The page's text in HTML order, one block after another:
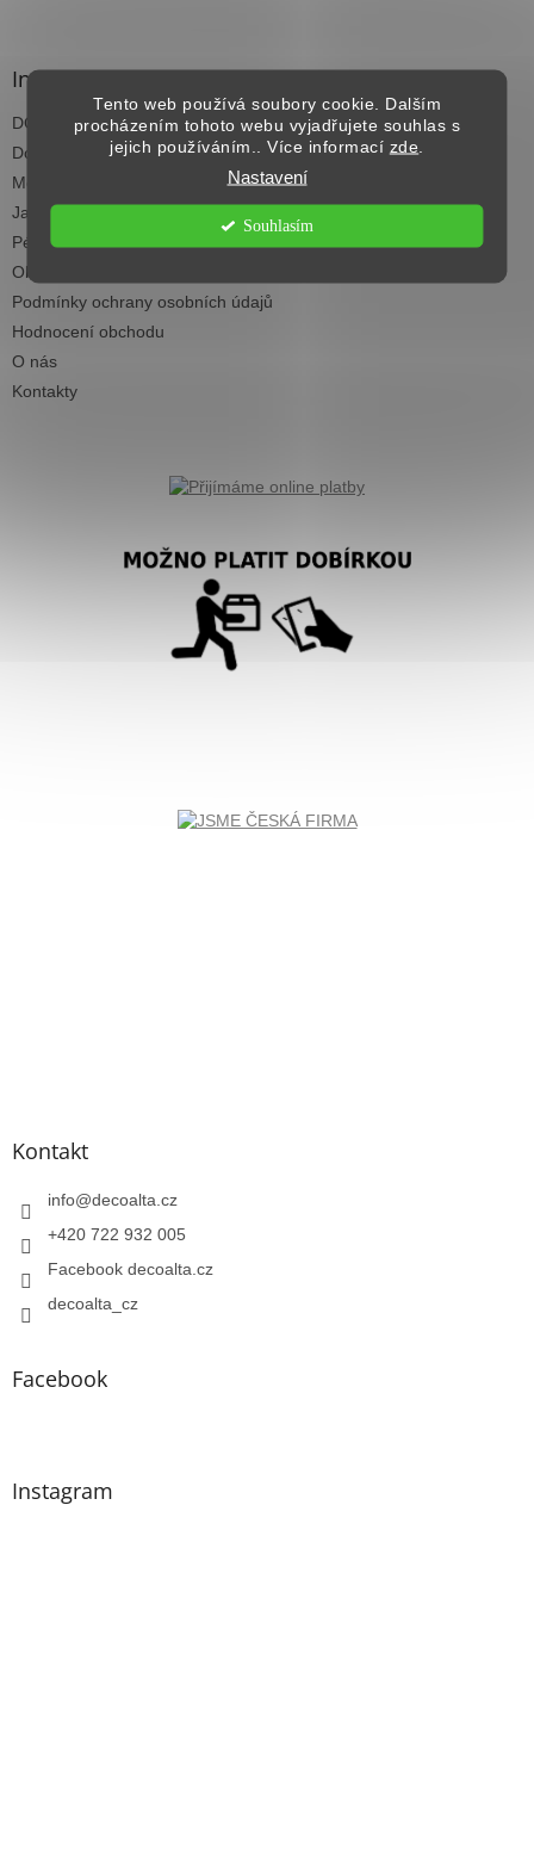
Tento web používá soubory cookie. Dalším
procházením tohoto webu vyjadřujete souhlas s
jejich používáním.. Více informací zde
Nastavení
Souhlasím
Informace pro vás
DOPRAVA NAD 2.500,- KČ ZDARMA
Dodací termíny
Možnosti platby
Jak vybrat koberec do každé místnosti
Péče a čištění koberců
Obchodní podmínky
Podmínky ochrany osobních údajů
Hodnocení obchodu
O nás
Kontakty
Kontakt
info@decoalta.cz
+420 722 932 005
Facebook decoalta.cz
decoalta_cz
Facebook
Instagram